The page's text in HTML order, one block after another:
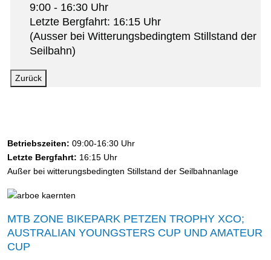
9:00 - 16:30 Uhr
Letzte Bergfahrt: 16:15 Uhr
(Ausser bei Witterungsbedingtem Stillstand der
Seilbahn)
Zurück
Betriebszeiten: 09:00-16:30 Uhr
Letzte Bergfahrt: 16:15 Uhr
Außer bei witterungsbedingten Stillstand der Seilbahnanlage
MTB ZONE BIKEPARK PETZEN TROPHY XCO;
AUSTRALIAN YOUNGSTERS CUP UND AMATEUR
CUP